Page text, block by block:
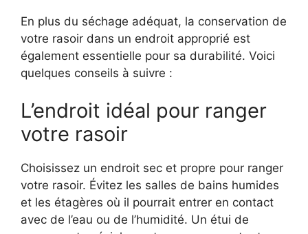
En plus du séchage adéquat, la conservation de
votre rasoir dans un endroit approprié est
également essentielle pour sa durabilité. Voici
quelques conseils à suivre :
L’endroit idéal pour ranger
votre rasoir
Choisissez un endroit sec et propre pour ranger
votre rasoir. Évitez les salles de bains humides
et les étagères où il pourrait entrer en contact
avec de l’eau ou de l’humidité. Un étui de